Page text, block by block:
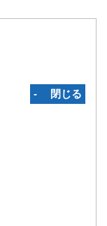
‐ 閉じる